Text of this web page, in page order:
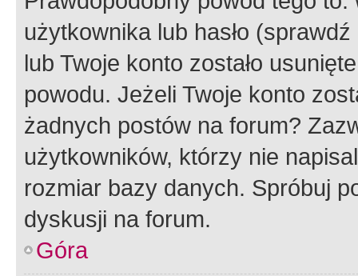
użytkownika lub hasło
lub Twoje konto zostało
powodu. Jeżeli Twoje konto
żadnych postów na forum?
użytkowników, którzy nie
rozmiar bazy danych. Spróbuj
dyskusji na forum.
Góra